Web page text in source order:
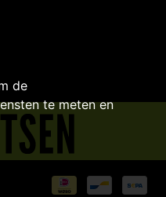
de
te meten en